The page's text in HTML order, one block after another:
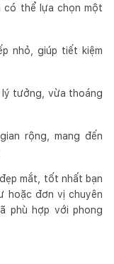
có thể lựa chọn một
nhỏ, giúp tiết kiệm
tưởng, vừa thoáng
rộng, mang đến
mắt, tốt nhất bạn
hoặc đơn vị chuyên
phù hợp với phong